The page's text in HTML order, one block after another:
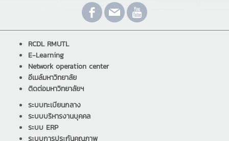
RCDL RMUTL
E-Learning
Network operation center
อีเมล์มหาวิทยาลัย
ติดต่อมหาวิทยาลัยฯ
ระบบทะเบียนกลาง
ระบบบริหารงานบุคคล
ระบบ ERP
ระบบการประกันคุณภาพ